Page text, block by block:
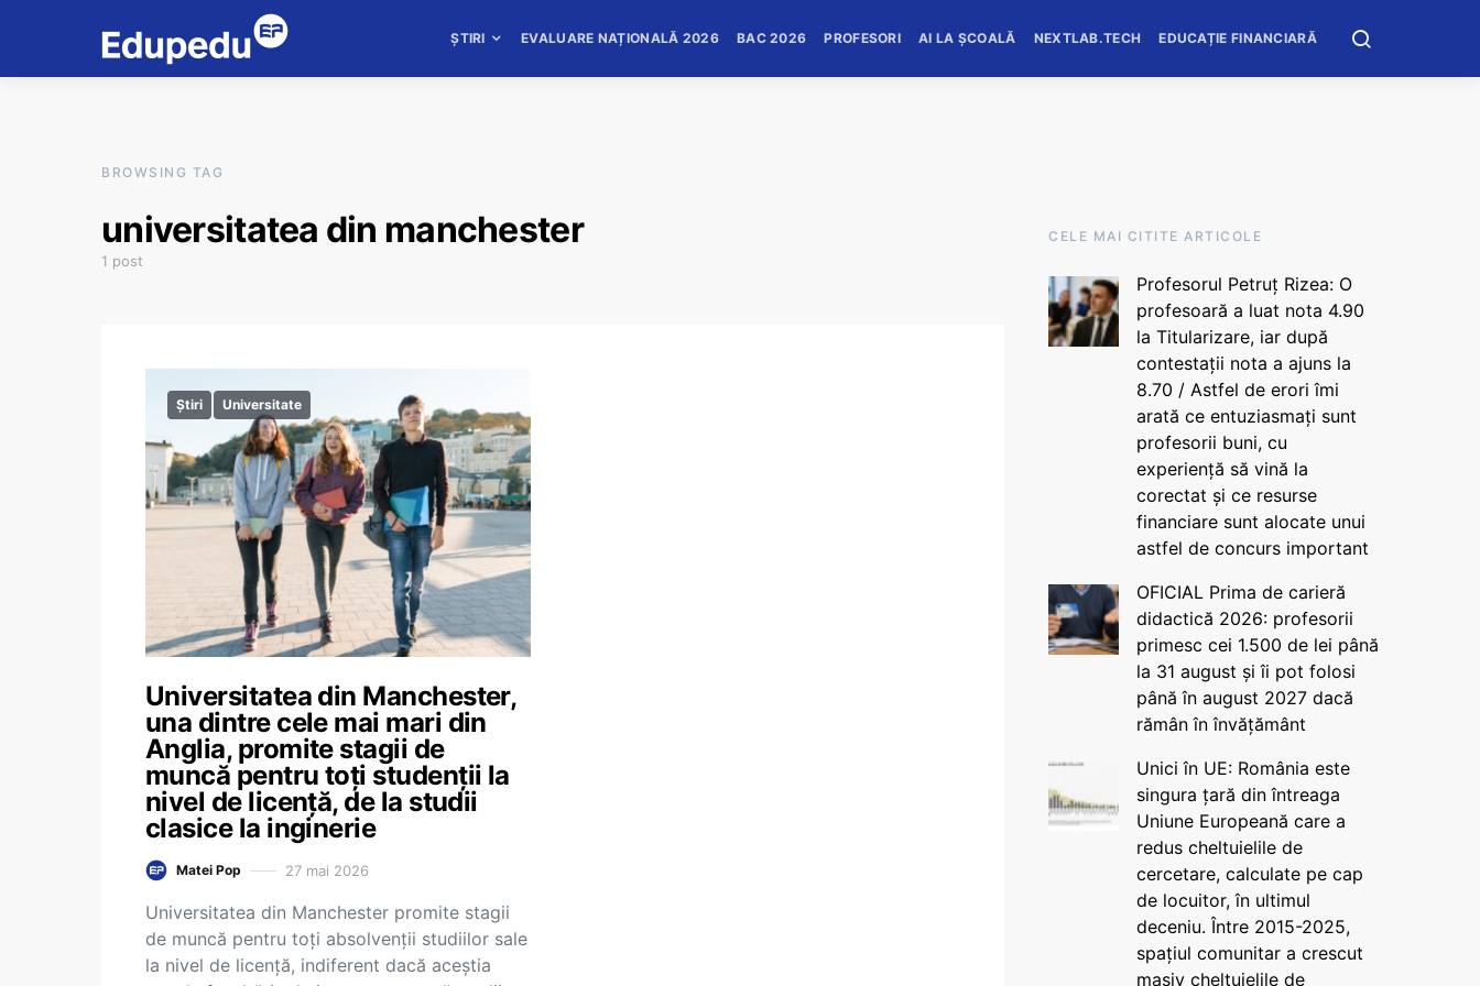
ȘTIRI EVALUARE NAȚIONALĂ 2026 BAC 2026 PROFESORI AI LA ȘCOALĂ NEXTLAB.TECH EDUCAȚIE FINANCIARĂ
BROWSING TAG
universitatea din manchester
1 post
Știri Universitate
Universitatea din Manchester,
una dintre cele mai mari din
Anglia, promite stagii de
muncă pentru toți studenții la
nivel de licență, de la studii
clasice la inginerie
Matei Pop 27 mai 2026
Universitatea din Manchester promite stagii
de muncă pentru toți absolvenții studiilor sale
la nivel de licență, indiferent dacă aceștia
CELE MAI CITITE ARTICOLE
Profesorul Petruț Rizea: O
profesoară a luat nota 4.90
la Titularizare, iar după
contestații nota a ajuns la
8.70 / Astfel de erori îmi
arată ce entuziasmați sunt
profesorii buni, cu
experiență să vină la
corectat și ce resurse
financiare sunt alocate unui
astfel de concurs important
OFICIAL Prima de carieră
didactică 2026: profesorii
primesc cei 1.500 de lei până
la 31 august și îi pot folosi
până în august 2027 dacă
rămân în învățământ
Unici în UE: România este
singura țară din întreaga
Uniune Europeană care a
redus cheltuielile de
cercetare, calculate pe cap
de locuitor, în ultimul
deceniu. Între 2015-2025,
spațiul comunitar a crescut
masiv cheltuielile de